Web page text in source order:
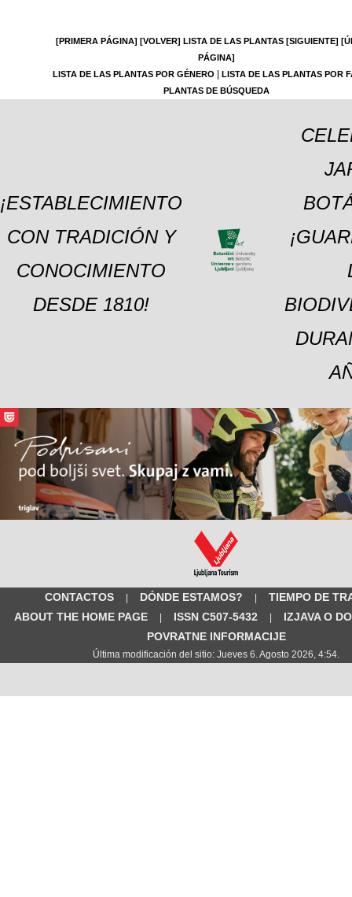
[PRIMERA PÁGINA] [VOLVER] LISTA DE LAS PLANTAS [SIGUIENTE]
PÁGINA]
LISTA DE LAS PLANTAS POR GÉNERO
LISTA DE LAS PLANTAS POR
PLANTAS DE BÚSQUEDA
¡ESTABLECIMIENTO
CON TRADICIÓN Y
CONOCIMIENTO
DESDE 1810!
CONTACTOS | DÓNDE ESTAMOS? |
TIEMPO DE
ABOUT THE HOME PAGE
| ISSN C507-5432 |
IZJAVA O
POVRATNE INFORMACIJE
Última modificación del sitio: Jueves 6. Agosto 2026, 4:54.